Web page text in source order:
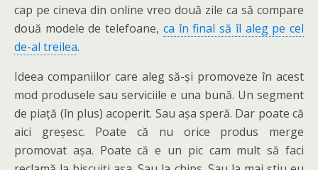
cap pe cineva din online vreo două zile ca să compare
două modele de telefoane, ca în final să îl aleg pe cel
de-al treilea.
Ideea companiilor care aleg să-și promoveze în acest
mod produsele sau serviciile e una bună. Un segment
de piață (în plus) acoperit. Sau așa speră. Dar poate că
aici greșesc. Poate că nu orice produs merge
promovat așa. Poate că e un pic cam mult să faci